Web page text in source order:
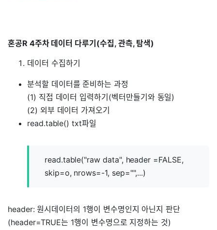
혼공R 4주차 데이터 다루기(수집, 관측, 탐색)
데이터 수집하기
분석할 데이터를 준비하는 과정
(1) 직접 데이터 입력하기(벡터만들기와 동일)
(2) 외부 데이터 가져오기
read.table() txt파일
read.table("raw data", header =FALSE,
skip=o, nrows=-1, sep="",...)
header: 원시데이터의 1행이 변수명인지 아닌지 판단
(header=TRUE는 1행이 변수명으로 지정하는 것)